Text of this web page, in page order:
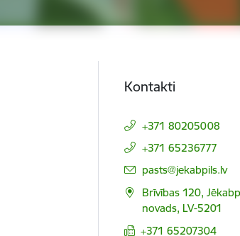
Kontakti
+371 80205008
+371 65236777
E-pasts:
pasts@jekabpils.lv
Brīvības 120,
novads, LV-5201
+371 65207304